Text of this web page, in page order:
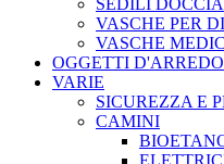
VASCHE PER
VASCHE
OGGETTI D'ARREDO
VARIE
SICUREZZA E
CAMINI